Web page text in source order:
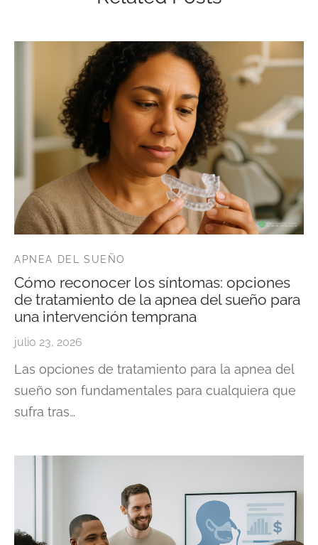
APNEA DEL SUEÑO
Cómo reconocer los síntomas: opciones
de tratamiento de la apnea del sueño para
una intervención temprana
julio 23, 2026
Las opciones de tratamiento para la apnea del
sueño son fundamentales para cualquiera que
sufra tras…